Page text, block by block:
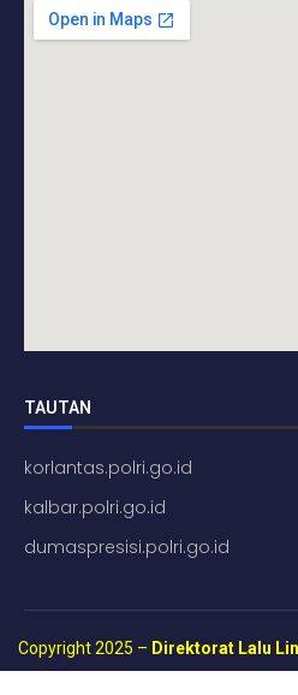
TAUTAN
korlantas.polri.go.id
kalbar.polri.go.id
dumaspresisi.polri.go.id
Copyright 2025 – Direktorat Lalu